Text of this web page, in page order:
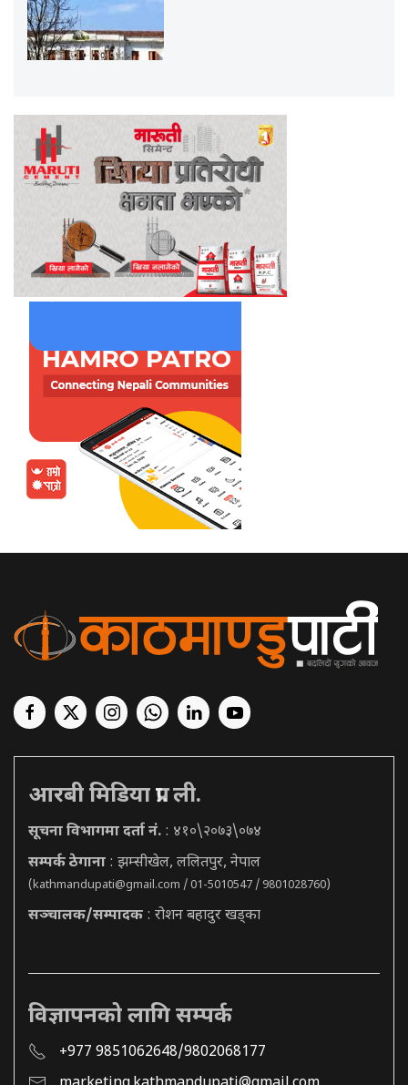
आरबी मिडिया प्रा. ली.
सूचना विभागमा दर्ता नं. : ४१०\२०७३\०७४
सम्पर्क ठेगाना : झम्सीखेल, ललितपुर, नेपाल
(kathmandupati@gmail.com / 01-5010547 / 9801028760)
सञ्चालक/सम्पादक : रोशन बहादुर खड्का
विज्ञापनको लागि सम्पर्क
+977 9851062648/9802068177